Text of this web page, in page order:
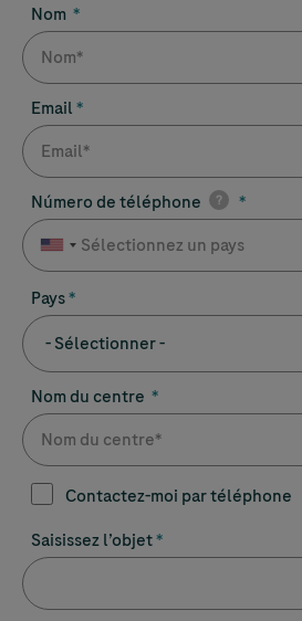
Nom
Email
Número de téléphone ?
Pays
Nom du centre
Contactez-moi par téléphone
Saisissez l’objet